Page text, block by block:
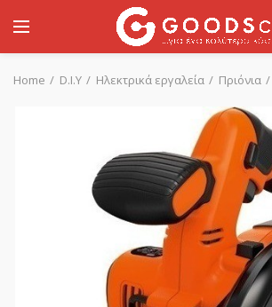
Home D.I.Y Ηλεκτρικά εργαλεία Πριόνια